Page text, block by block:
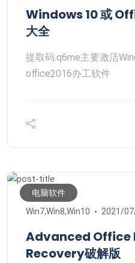
Windows 10 或
大全
提取码:q6me主要激活
office2016办工软件
电脑软件
Win7,Win8,Win10
2021/
Advanced Office
Recovery破解版